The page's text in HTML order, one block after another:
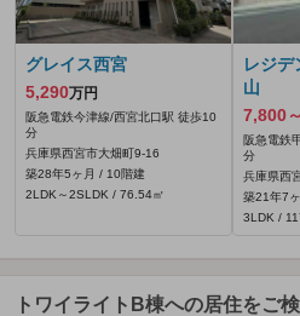
グレイス西宮
5,290万円
阪急電鉄今津線/西宮北口駅 徒歩10
分
兵庫県西宮市大畑町9-16
築28年5ヶ月 / 10階建
2LDK～2SLDK / 76.54㎡
レジデ
山
7,800
阪急電鉄
分
兵庫県西
築21年7
3LDK /
トワイライトB棟への居住をご